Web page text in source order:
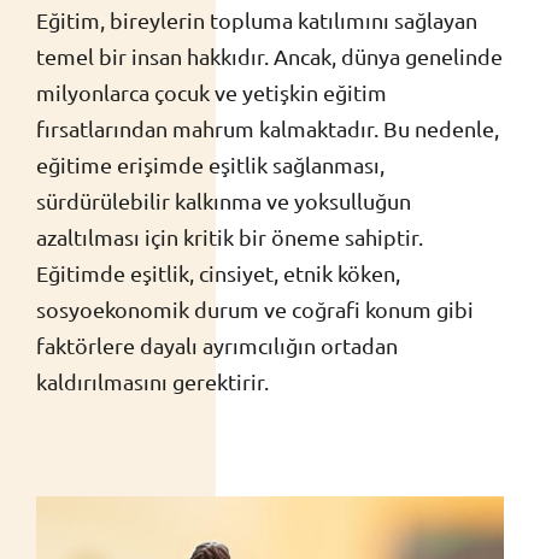
Bağışlarınız İçin
Eğitim, bireylerin topluma katılımını sağlayan
temel bir insan hakkıdır. Ancak, dünya genelinde
milyonlarca çocuk ve yetişkin eğitim
fırsatlarından mahrum kalmaktadır. Bu nedenle,
eğitime erişimde eşitlik sağlanması,
sürdürülebilir kalkınma ve yoksulluğun
azaltılması için kritik bir öneme sahiptir.
Eğitimde eşitlik, cinsiyet, etnik köken,
sosyoekonomik durum ve coğrafi konum gibi
faktörlere dayalı ayrımcılığın ortadan
kaldırılmasını gerektirir.